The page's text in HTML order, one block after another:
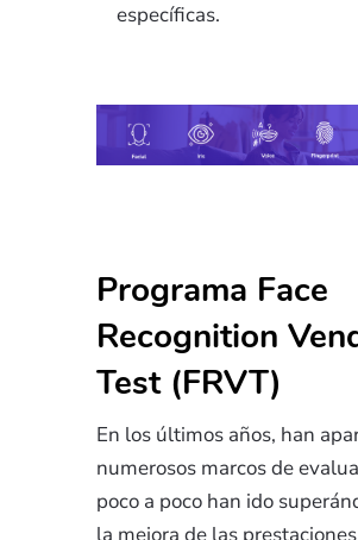
específicas.
Programa Face
Recognition
Test (FRVT)
En los últimos años, han
numerosos marcos de
poco a poco han ido